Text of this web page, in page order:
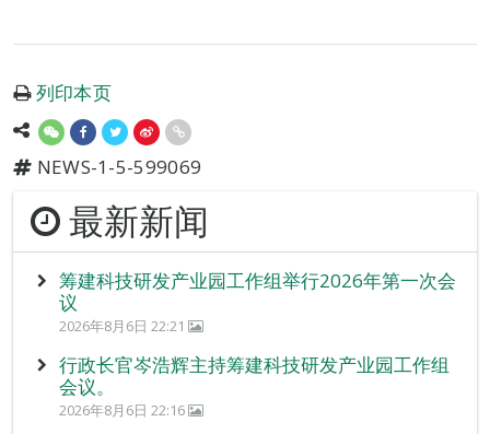
列印本页
NEWS-1-5-599069
最新新闻
筹建科技研发产业园工作组举行2026年第一次会
议
2026年8月6日 22:21
行政长官岑浩辉主持筹建科技研发产业园工作组
会议。
2026年8月6日 22:16